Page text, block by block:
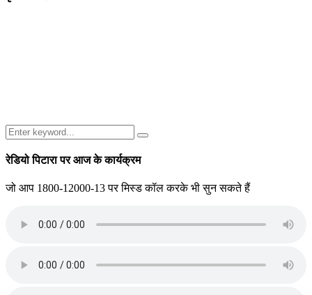
Search
for:
Search
रेडियो पिटारा पर आज के कार्यक्रम
जो आप 1800-12000-13 पर मिस्ड कॉल करके भी सुन सकते हैं